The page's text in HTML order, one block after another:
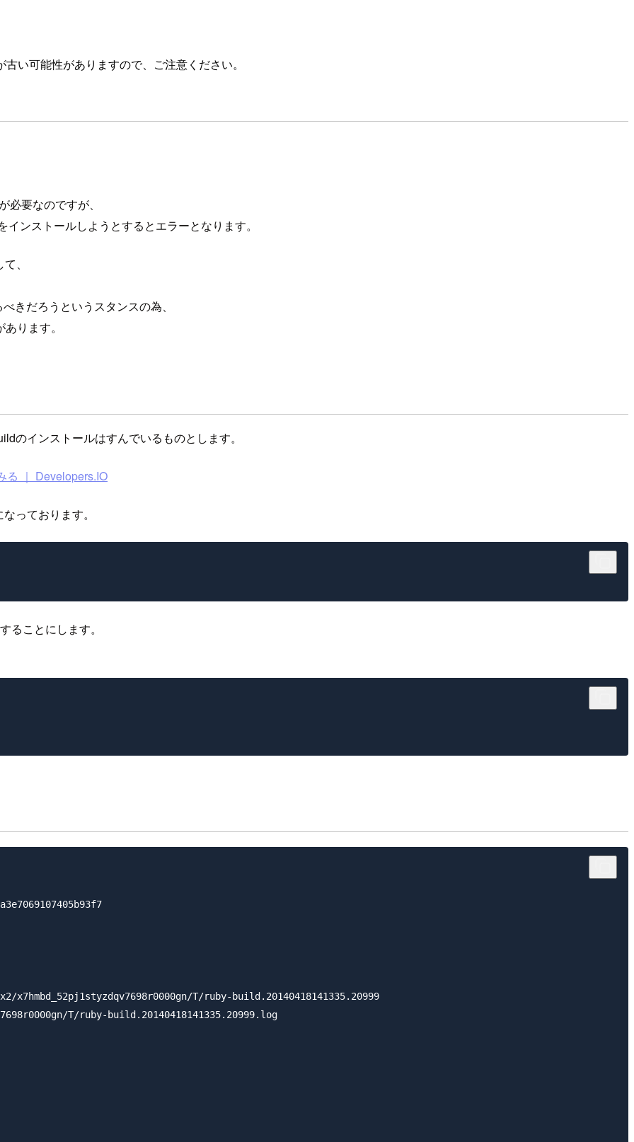
い可能性がありますので、ご注意ください。
要なのですが、
ンストールしようとするとエラーとなります。
、
きだろうというスタンスの為、
ります。
のインストールはすんでいるものとします。
る ｜ Developers.IO
っております。
ことにします。
T/ruby-build.20140418141335.20999
T/ruby-build.20140418141335.20999.log